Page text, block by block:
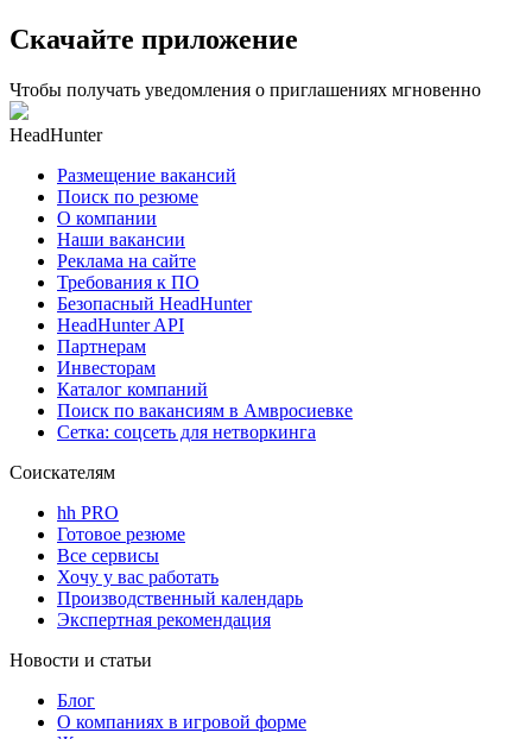
Скачайте приложение
Чтобы получать уведомления о приглашениях мгновенно
HeadHunter
Размещение вакансий
Поиск по резюме
О компании
Наши вакансии
Реклама на сайте
Требования к ПО
Безопасный HeadHunter
HeadHunter API
Партнерам
Инвесторам
Каталог компаний
Поиск по вакансиям в Амвросиевке
Сетка: соцсеть для нетворкинга
Соискателям
hh PRO
Готовое резюме
Все сервисы
Хочу у вас работать
Производственный календарь
Экспертная рекомендация
Новости и статьи
Блог
О компаниях в игровой форме